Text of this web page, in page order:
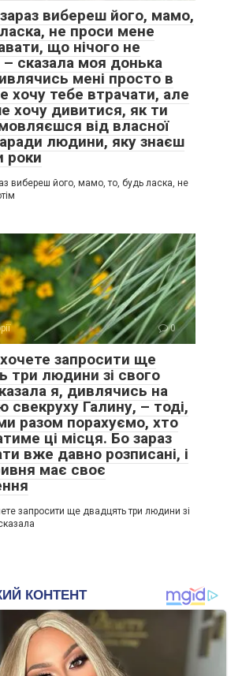
вибереш його, мамо,
не проси мене
що нічого не
сказала моя донька
мені просто в
хочу тебе втрачати, але
хочу дивитися, як ти
від власної
людини, яку знаєш
роки
вибереш його, мамо, то, будь ласка, не
0
запросити ще
три людини зі свого
я, дивлячись на
свекруху Галину, – тоді,
разом порахуємо, хто
ці місця. Бо зараз
вже давно розписані, і
має своє
запросити ще двадцять три людини зі